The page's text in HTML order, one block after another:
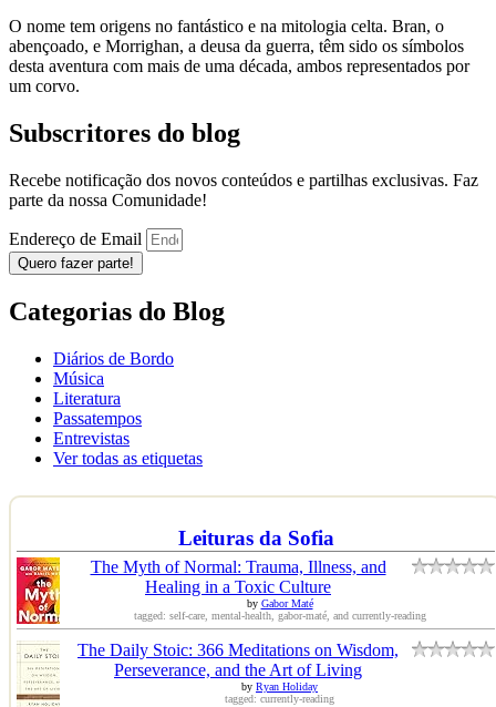
O nome tem origens no fantástico e na mitologia celta. Bran, o
abençoado, e Morrighan, a deusa da guerra, têm sido os símbolos
desta aventura com mais de uma década, ambos representados por
um corvo.
Subscritores do blog
Recebe notificação dos novos conteúdos e partilhas exclusivas. Faz
parte da nossa Comunidade!
Endereço de Email
Quero fazer parte!
Categorias do Blog
Diários de Bordo
Música
Literatura
Passatempos
Entrevistas
Ver todas as etiquetas
Leituras da Sofia
The Myth of Normal: Trauma, Illness, and
Healing in a Toxic Culture
by Gabor Maté
tagged: self-care, mental-health, gabor-maté, and currently-reading
The Daily Stoic: 366 Meditations on Wisdom,
Perseverance, and the Art of Living
by Ryan Holiday
tagged: currently-reading